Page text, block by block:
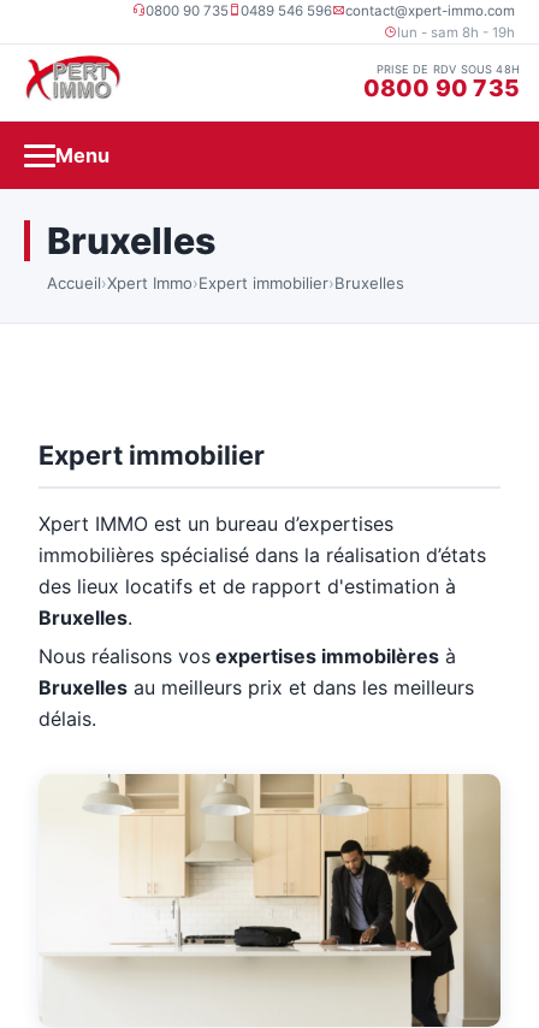
0800 90 735 0489 546 596
contact@xpert-immo.com
lun - sam 8h - 19h
PRISE DE RDV SOUS 48H
0800 90 735
Menu
Bruxelles
Accueil›Xpert Immo›Expert immobilier›Bruxelles
Expert immobilier
Xpert IMMO est un bureau d’expertises
immobilières spécialisé dans la réalisation d’états
des lieux locatifs et de rapport d'estimation à
Bruxelles.
Nous réalisons vos expertises immobilères à
Bruxelles au meilleurs prix et dans les meilleurs
délais.